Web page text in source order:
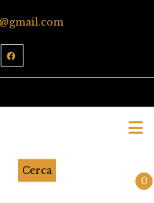
Cerca
0